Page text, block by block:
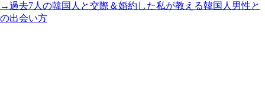
→過去7人の韓国人と交際＆婚約した私が教える韓国人男性と
の出会い方